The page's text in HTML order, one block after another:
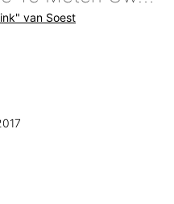
van Soest